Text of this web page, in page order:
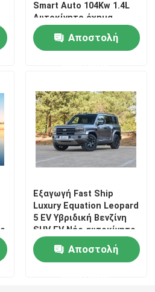
Smart Auto 104Kw 1.4L
Αυτοκίνητο όχημα
Αποστολή
Εξαγωγή Fast Ship
Luxury Equation Leopard
5 EV Υβριδική Βενζίνη
SUV EV Νέο αυτοκίνητο
Αποστολή